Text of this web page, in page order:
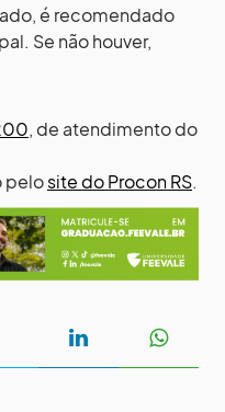
é recomendado
Se não houver,
, de atendimento do
pelosite do Procon RS.